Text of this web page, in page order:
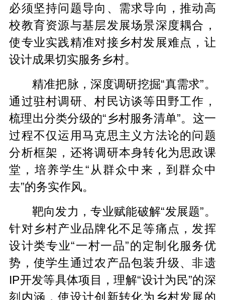
必须坚持问题导向、需求导向，推动高
校教育资源与基层发展场景深度耦合，
使专业实践精准对接乡村发展难点，让
设计成果切实服务乡村。
精准把脉，深度调研挖掘“真需求”。
通过驻村调研、村民访谈等田野工作，
梳理出分类分级的“乡村服务清单”。这一
过程不仅运用马克思主义方法论的问题
分析框架，还将调研本身转化为思政课
堂，培养学生“从群众中来，到群众中
去”的务实作风。
靶向发力，专业赋能破解“发展题”。
针对乡村产业品牌化不足等痛点，发挥
设计类专业“一村一品”的定制化服务优
势，使学生通过农产品包装升级、非遗
IP开发等具体项目，理解“设计为民”的深
刻内涵，使设计创新转化为乡村发展的